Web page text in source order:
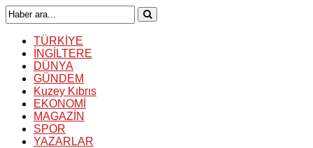
TÜRKİYE
İNGİLTERE
DÜNYA
GÜNDEM
Kuzey Kıbrıs
EKONOMİ
MAGAZİN
SPOR
YAZARLAR